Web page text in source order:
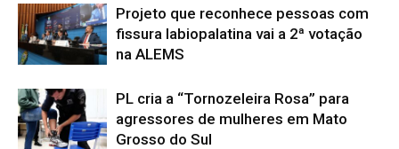
Projeto que reconhece pessoas com
fissura labiopalatina vai a 2ª votação
na ALEMS
PL cria a “Tornozeleira Rosa” para
agressores de mulheres em Mato
Grosso do Sul